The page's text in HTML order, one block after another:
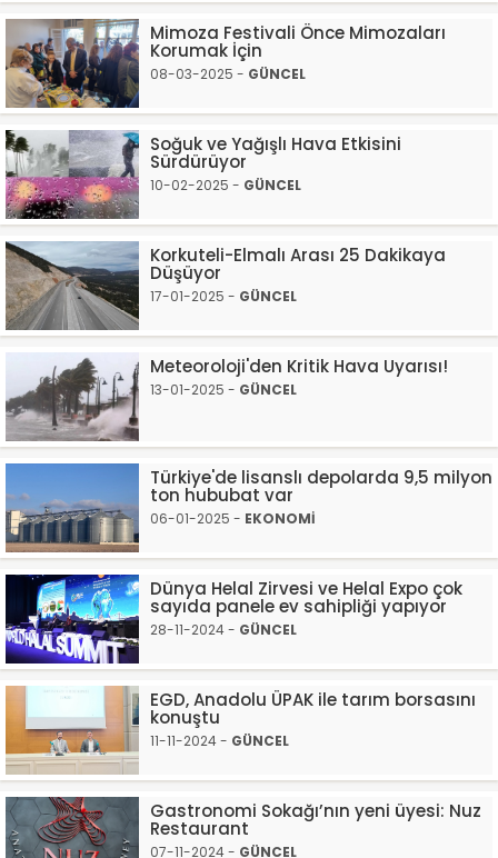
Mimoza Festivali Önce Mimozaları
Korumak İçin
08-03-2025 - GÜNCEL
Soğuk ve Yağışlı Hava Etkisini
Sürdürüyor
10-02-2025 - GÜNCEL
Korkuteli-Elmalı Arası 25 Dakikaya
Düşüyor
17-01-2025 - GÜNCEL
Meteoroloji'den Kritik Hava Uyarısı!
13-01-2025 - GÜNCEL
Türkiye'de lisanslı depolarda 9,5 milyon
ton hububat var
06-01-2025 - EKONOMİ
Dünya Helal Zirvesi ve Helal Expo çok
sayıda panele ev sahipliği yapıyor
28-11-2024 - GÜNCEL
EGD, Anadolu ÜPAK ile tarım borsasını
konuştu
11-11-2024 - GÜNCEL
Gastronomi Sokağı’nın yeni üyesi: Nuz
Restaurant
07-11-2024 - GÜNCEL